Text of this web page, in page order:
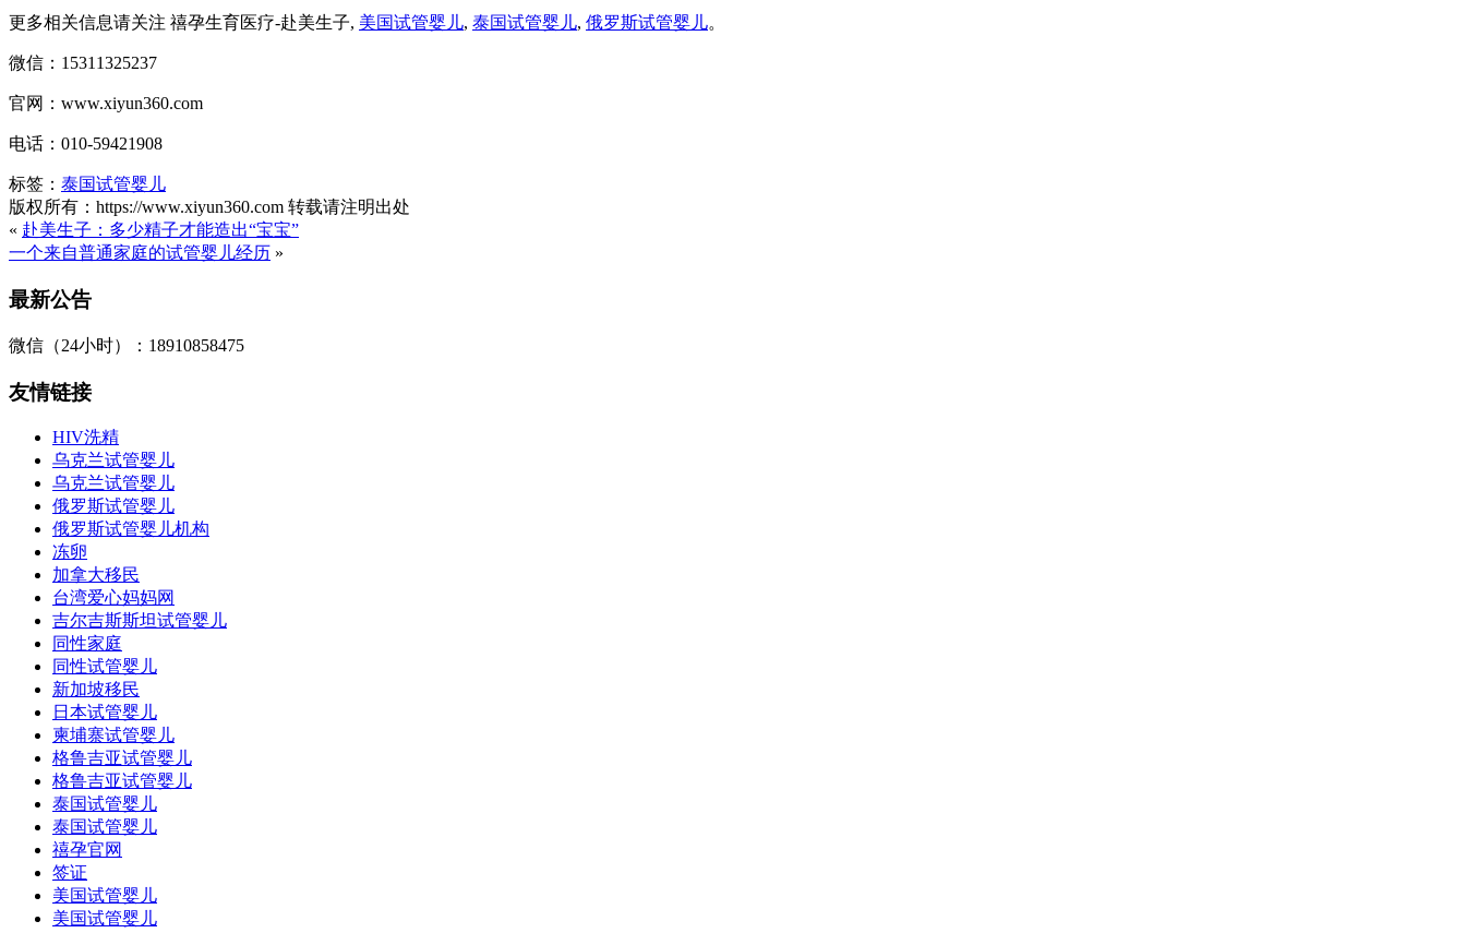
更多相关信息请关注 禧孕生育医疗-赴美生子, 美国试管婴儿, 泰国试管婴儿, 俄罗斯试管婴儿。
微信：15311325237
官网：www.xiyun360.com
电话：010-59421908
标签： 泰国试管婴儿
版权所有：https://www.xiyun360.com 转载请注明出处
« 赴美生子：多少精子才能造出“宝宝”
一个来自普通家庭的试管婴儿经历 »
最新公告
微信（24小时）：18910858475
友情链接
HIV洗精
乌克兰试管婴儿
乌克兰试管婴儿
俄罗斯试管婴儿
俄罗斯试管婴儿机构
冻卵
加拿大移民
台湾爱心妈妈网
吉尔吉斯斯坦试管婴儿
同性家庭
同性试管婴儿
新加坡移民
日本试管婴儿
柬埔寨试管婴儿
格鲁吉亚试管婴儿
格鲁吉亚试管婴儿
泰国试管婴儿
泰国试管婴儿
禧孕官网
签证
美国试管婴儿
美国试管婴儿